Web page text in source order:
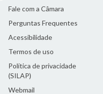
Fale com a Câmara
Perguntas Frequentes
Acessibilidade
Termos de uso
Política de privacidade
(SILAP)
Webmail